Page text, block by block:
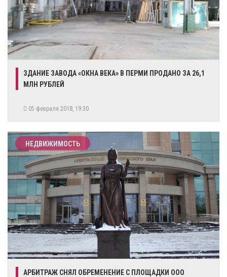
ЗДАНИЕ ЗАВОДА «ОКНА ВЕКА» В ПЕРМИ ПРОДАНО ЗА 26,1
МЛН РУБЛЕЙ
05 февраля 2018, 19:30
НЕДВИЖИМОСТЬ
АРБИТРАЖ СНЯЛ ОБРЕМЕНЕНИЕ С ПЛОЩАДКИ ООО